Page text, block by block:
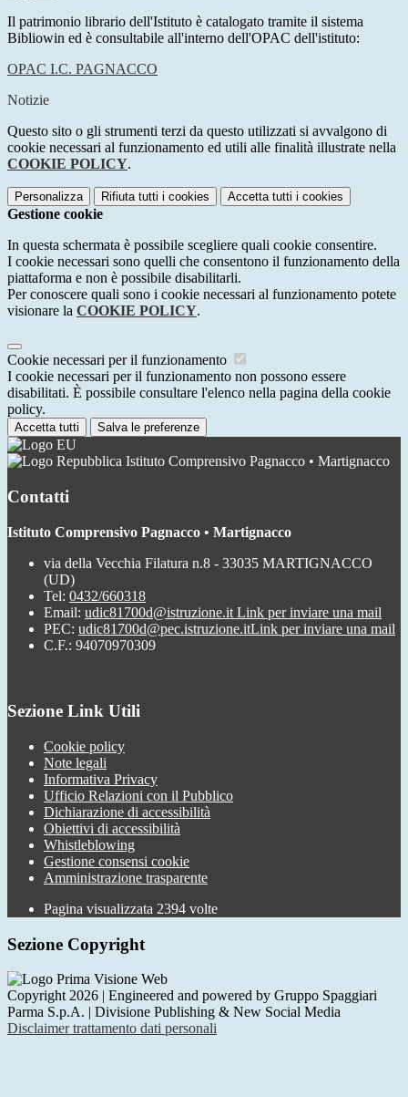
Il patrimonio librario dell'Istituto è catalogato tramite il sistema
Bibliowin ed è consultabile all'interno dell'OPAC dell'istituto:
OPAC I.C. PAGNACCO
Notizie
Questo sito o gli strumenti terzi da questo utilizzati si avvalgono di
cookie necessari al funzionamento ed utili alle finalità illustrate nella
COOKIE POLICY.
Personalizza Rifiuta tutti i cookies Accetta tutti i cookies
Gestione cookie
In questa schermata è possibile scegliere quali cookie consentire.
I cookie necessari sono quelli che consentono il funzionamento della
piattaforma e non è possibile disabilitarli.
Per conoscere quali sono i cookie necessari al funzionamento potete
visionare la COOKIE POLICY.
Cookie necessari per il funzionamento
I cookie necessari per il funzionamento non possono essere
disabilitati. È possibile consultare l'elenco nella pagina della cookie
policy.
Accetta tutti Salva le preferenze
Istituto Comprensivo Pagnacco • Martignacco
Contatti
Istituto Comprensivo Pagnacco • Martignacco
via della Vecchia Filatura n.8 - 33035 MARTIGNACCO
(UD)
Tel: 0432/660318
Email: udic81700d@istruzione.it Link per inviare una mail
PEC: udic81700d@pec.istruzione.itLink per inviare una mail
C.F.: 94070970309
Sezione Link Utili
Cookie policy
Note legali
Informativa Privacy
Ufficio Relazioni con il Pubblico
Dichiarazione di accessibilità
Obiettivi di accessibilità
Whistleblowing
Gestione consensi cookie
Amministrazione trasparente
Pagina visualizzata 2394 volte
Sezione Copyright
Copyright 2026 | Engineered and powered by Gruppo Spaggiari
Parma S.p.A. | Divisione Publishing & New Social Media
Disclaimer trattamento dati personali